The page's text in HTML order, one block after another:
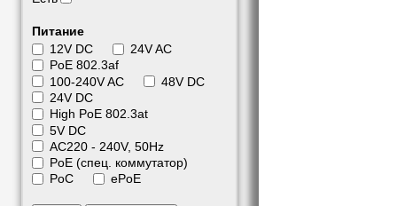
Питание
12V DC
24V AC
PoE 802.3af
100-240V AC
48V DC
24V DC
High PoE 802.3at
5V DC
АС220 - 240V, 50Hz
PoE (спец. коммутатор)
PoC
ePoE